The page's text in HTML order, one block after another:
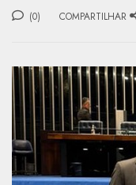
(0) COMPARTILHAR